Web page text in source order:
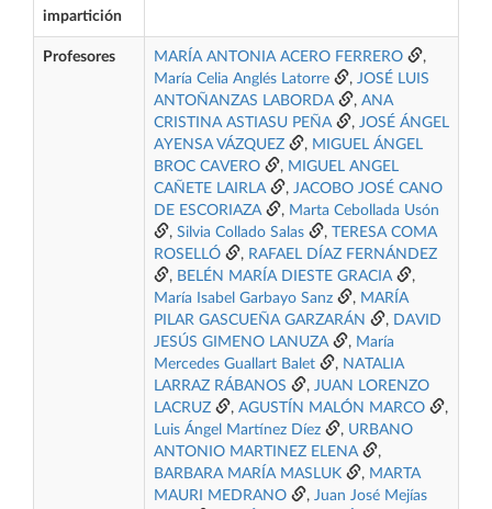
impartición
Profesores MARÍA ANTONIA ACERO FERRERO
,
María Celia Anglés Latorre
, JOSÉ LUIS
ANTOÑANZAS LABORDA
, ANA
CRISTINA ASTIASU PEÑA
, JOSÉ ÁNGEL
AYENSA VÁZQUEZ
, MIGUEL ÁNGEL
BROC CAVERO
, MIGUEL ANGEL
CAÑETE LAIRLA
, JACOBO JOSÉ CANO
DE ESCORIAZA
, Marta Cebollada Usón
, Silvia Collado Salas ,
TERESA COMA
ROSELLÓ
, RAFAEL DÍAZ FERNÁNDEZ
, BELÉN MARÍA DIESTE GRACIA
,
María Isabel Garbayo Sanz
, MARÍA
PILAR GASCUEÑA GARZARÁN
, DAVID
JESÚS GIMENO LANUZA
, María
Mercedes Guallart Balet
, NATALIA
LARRAZ RÁBANOS
, JUAN LORENZO
LACRUZ
, AGUSTÍN MALÓN MARCO
,
Luis Ángel Martínez Díez
, URBANO
ANTONIO MARTINEZ ELENA
,
BARBARA MARÍA MASLUK
, MARTA
MAURI MEDRANO
, Juan José Mejías